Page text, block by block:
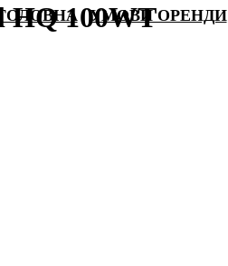
УМОВИ ОРЕНДИ
HQ 100WT